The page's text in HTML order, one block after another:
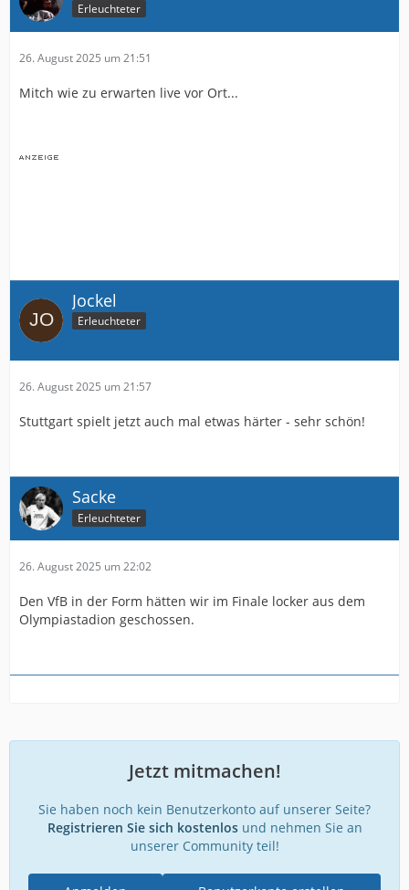
Erleuchteter
26. August 2025 um 21:51
Mitch wie zu erwarten live vor Ort...
Jockel
Erleuchteter
26. August 2025 um 21:57
Stuttgart spielt jetzt auch mal etwas härter - sehr schön!
Sacke
Erleuchteter
26. August 2025 um 22:02
Den VfB in der Form hätten wir im Finale locker aus dem
Olympiastadion geschossen.
Jetzt mitmachen!
Sie haben noch kein Benutzerkonto auf unserer Seite?
Registrieren Sie sich kostenlosund nehmen Sie an
unserer Community teil!